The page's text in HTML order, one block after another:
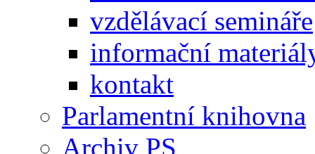
vzdělávací semináře
informační
kontakt
Parlamentní knihovna
Archiv PS